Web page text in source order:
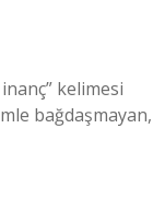
kelimesi
bağdaşmayan,